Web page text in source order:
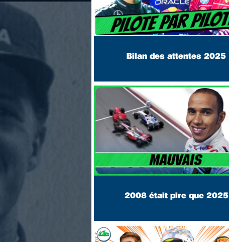
Bilan des attentes 2025
2008 était pire que 2025